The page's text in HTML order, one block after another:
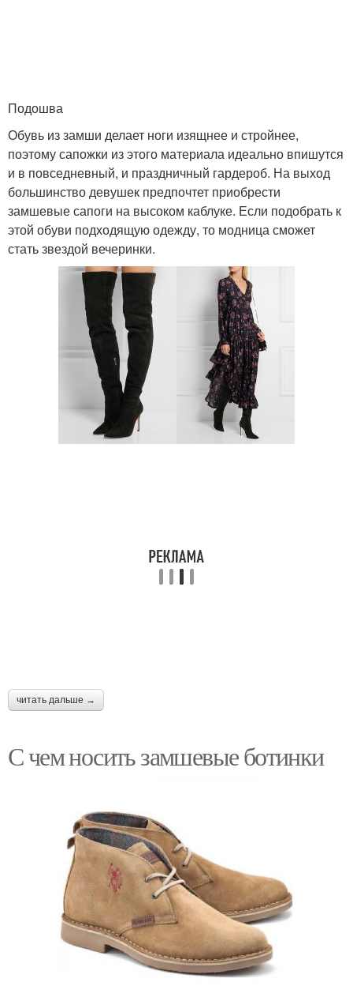
Подошва
Обувь из замши делает ноги изящнее и стройнее,
поэтому сапожки из этого материала идеально впишутся
и в повседневный, и праздничный гардероб. На выход
большинство девушек предпочтет приобрести
замшевые сапоги на высоком каблуке. Если подобрать к
этой обуви подходящую одежду, то модница сможет
стать звездой вечеринки.
читать дальше →
С чем носить замшевые ботинки